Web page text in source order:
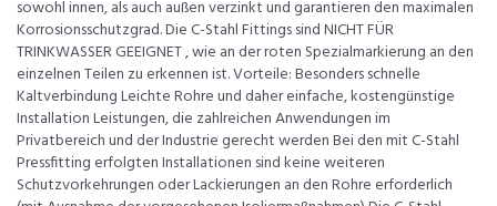
sowohl innen, als auch außen verzinkt und garantieren den maximalen
Korrosionsschutzgrad. Die C-Stahl Fittings sind NICHT FÜR
TRINKWASSER GEEIGNET , wie an der roten Spezialmarkierung an den
einzelnen Teilen zu erkennen ist. Vorteile: Besonders schnelle
Kaltverbindung Leichte Rohre und daher einfache, kostengünstige
Installation Leistungen, die zahlreichen Anwendungen im
Privatbereich und der Industrie gerecht werden Bei den mit C-Stahl
Pressfitting erfolgten Installationen sind keine weiteren
Schutzvorkehrungen oder Lackierungen an den Rohre erforderlich